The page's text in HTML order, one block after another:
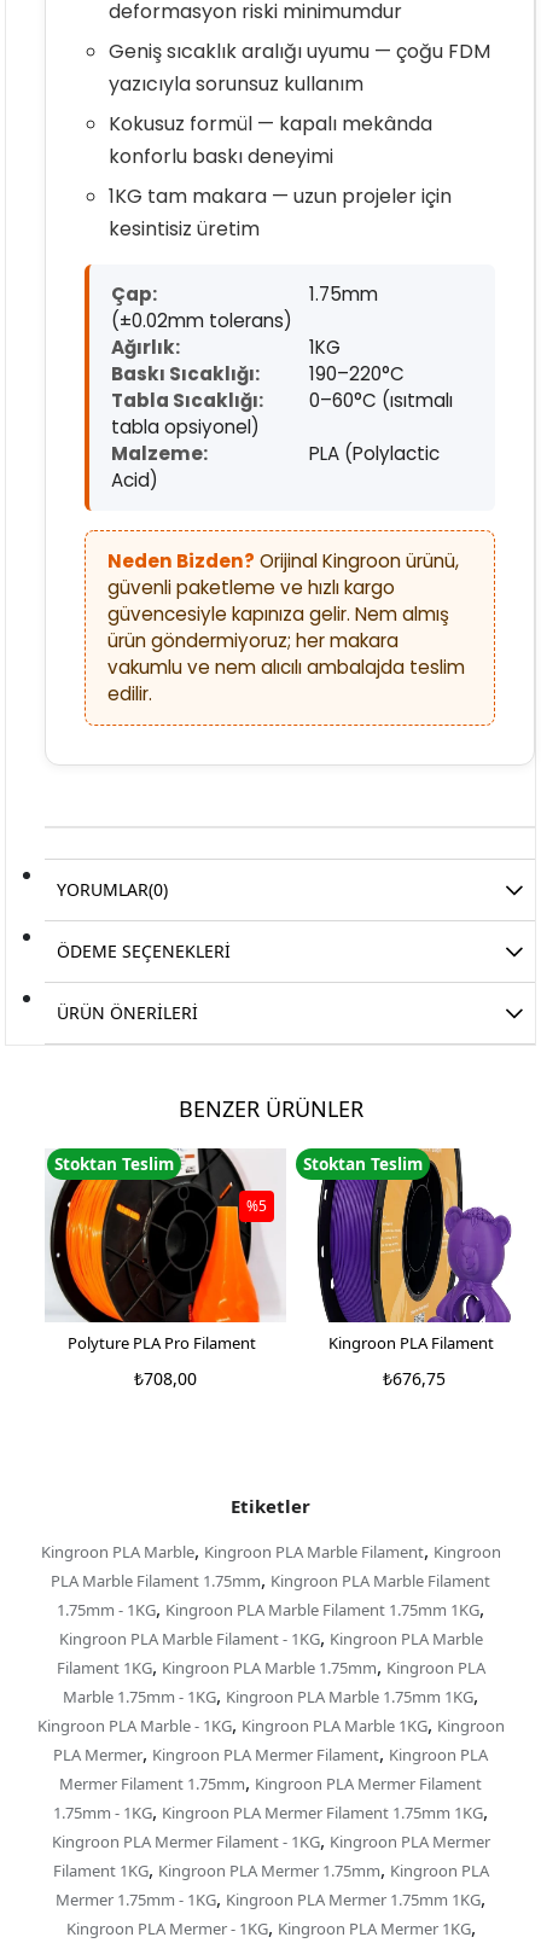
deformasyon riski minimumdur
Geniş sıcaklık aralığı uyumu — çoğu FDM
yazıcıyla sorunsuz kullanım
Kokusuz formül — kapalı mekânda
konforlu baskı deneyimi
1KG tam makara — uzun projeler için
kesintisiz üretim
Çap:
1.75mm
(±0.02mm tolerans)
Ağırlık:
1KG
Baskı Sıcaklığı:
190–220°C
Tabla Sıcaklığı:
0–60°C (ısıtmalı
tabla opsiyonel)
Malzeme:
PLA (Polylactic
Acid)
Neden Bizden? Orijinal Kingroon ürünü,
güvenli paketleme ve hızlı kargo
güvencesiyle kapınıza gelir. Nem almış
ürün göndermiyoruz; her makara
vakumlu ve nem alıcılı ambalajda teslim
edilir.
YORUMLAR(0)
ÖDEME SEÇENEKLERI
ÜRÜN ÖNERILERI
BENZER ÜRÜNLER
Polyture PLA Pro Filament
₺708,00
%5
Stoktan Teslim
Kingroon PLA Filament
₺676,75
Stoktan Teslim
Etiketler
Kingroon PLA Marble, Kingroon PLA Marble Filament, Kingroon
PLA Marble Filament 1.75mm, Kingroon PLA Marble Filament
1.75mm - 1KG, Kingroon PLA Marble Filament 1.75mm 1KG,
Kingroon PLA Marble Filament - 1KG, Kingroon PLA Marble
Filament 1KG, Kingroon PLA Marble 1.75mm, Kingroon PLA
Marble 1.75mm - 1KG, Kingroon PLA Marble 1.75mm 1KG,
Kingroon PLA Marble - 1KG, Kingroon PLA Marble 1KG, Kingroon
PLA Mermer, Kingroon PLA Mermer Filament, Kingroon PLA
Mermer Filament 1.75mm, Kingroon PLA Mermer Filament
1.75mm - 1KG, Kingroon PLA Mermer Filament 1.75mm 1KG,
Kingroon PLA Mermer Filament - 1KG, Kingroon PLA Mermer
Filament 1KG, Kingroon PLA Mermer 1.75mm, Kingroon PLA
Mermer 1.75mm - 1KG, Kingroon PLA Mermer 1.75mm 1KG,
Kingroon PLA Mermer - 1KG, Kingroon PLA Mermer 1KG,